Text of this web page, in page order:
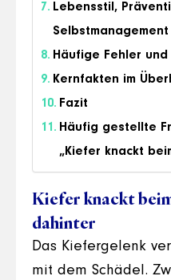
Lebensstil,
Selbstmanagement
Häufige Fehler und
Kernfakten im
Fazit
Häufig gestellte
„Kiefer knackt
Kiefer knackt
dahinter
Das Kiefergelenk
mit dem Schädel.